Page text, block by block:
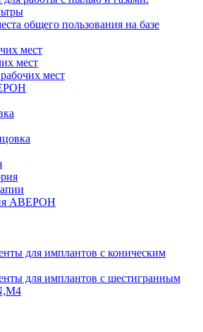
общего пользования на базе
мест
мест
мест
АВЕРОН
для имплантов с коническим
для имплантов с шестигранным